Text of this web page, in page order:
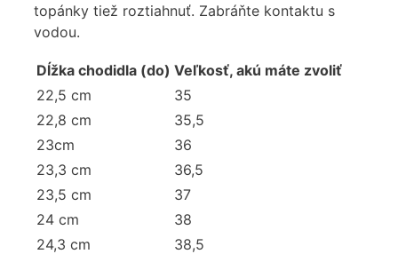
topánky tiež roztiahnuť. Zabráňte kontaktu s
vodou.
Dĺžka chodidla (do) Veľkosť, akú máte zvoliť
22,5 cm
35
22,8 cm
35,5
23cm
36
23,3 cm
36,5
23,5 cm
37
24 cm
38
24,3 cm
38,5